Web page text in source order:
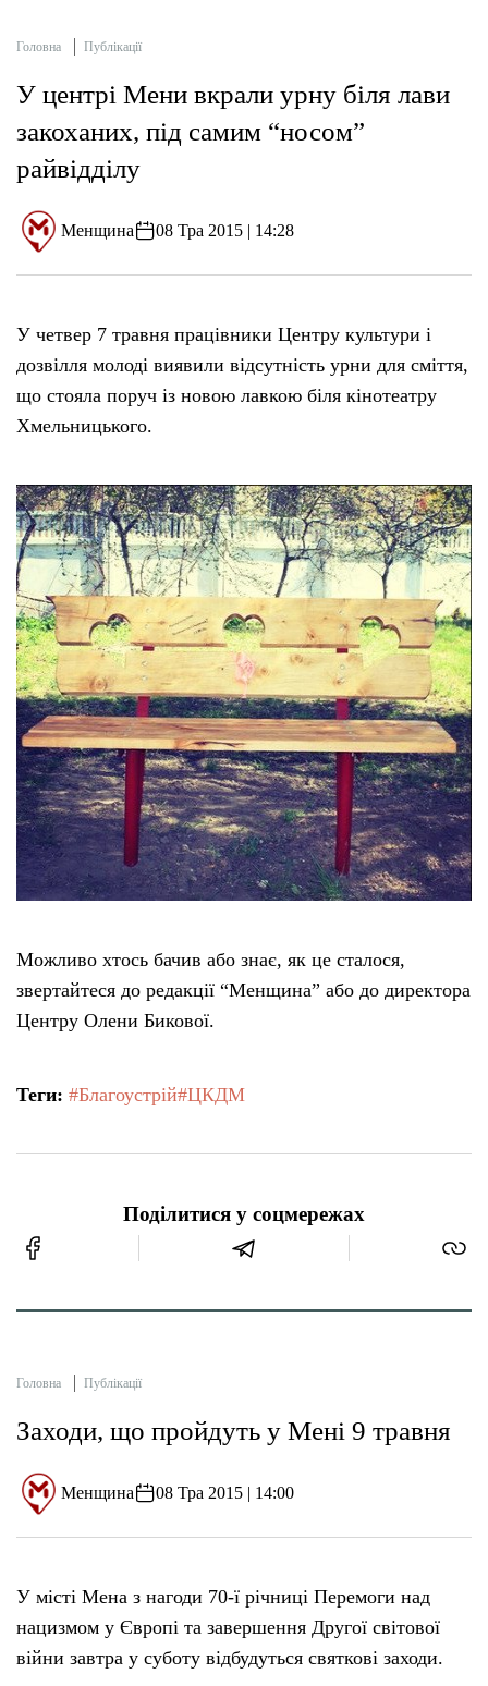
Головна Публікації
У центрі Мени вкрали урну біля лави
закоханих, під самим “носом”
райвідділу
Менщина 08 Тра 2015 | 14:28
У четвер 7 травня працівники Центру культури і
дозвілля молоді виявили відсутність урни для сміття,
що стояла поруч із новою лавкою біля кінотеатру
Хмельницького.
Можливо хтось бачив або знає, як це сталося,
звертайтеся до редакції “Менщина” або до директора
Центру Олени Бикової.
Теги: #Благоустрій#ЦКДМ
Поділитися у соцмережах
Головна Публікації
Заходи, що пройдуть у Мені 9 травня
Менщина 08 Тра 2015 | 14:00
У місті Мена з нагоди 70-ї річниці Перемоги над
нацизмом у Європі та завершення Другої світової
війни завтра у суботу відбудуться святкові заходи.